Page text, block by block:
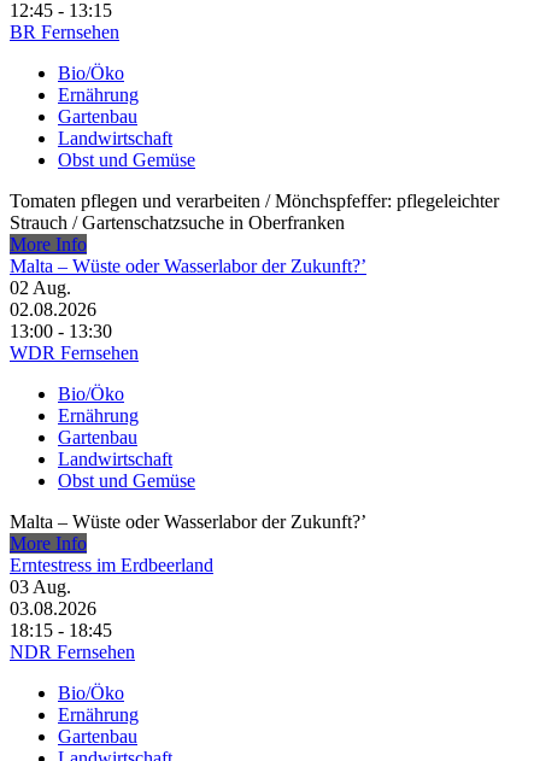
12:45 - 13:15
BR Fernsehen
Bio/Öko
Ernährung
Gartenbau
Landwirtschaft
Obst und Gemüse
Tomaten pflegen und verarbeiten /​ Mönchspfeffer: pflegeleichter
Strauch /​ Gartenschatzsuche in Oberfranken
More Info
Malta – Wüste oder Wasserlabor der Zukunft?’
02 Aug.
02.08.2026
13:00 - 13:30
WDR Fernsehen
Bio/Öko
Ernährung
Gartenbau
Landwirtschaft
Obst und Gemüse
Malta – Wüste oder Wasserlabor der Zukunft?’
More Info
Erntestress im Erdbeerland
03 Aug.
03.08.2026
18:15 - 18:45
NDR Fernsehen
Bio/Öko
Ernährung
Gartenbau